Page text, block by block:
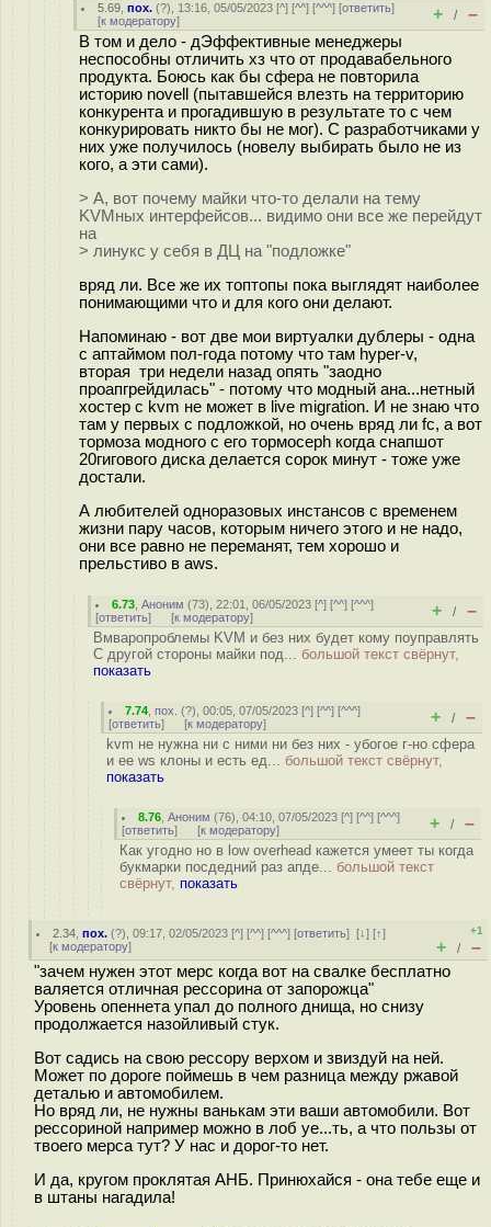
5.69 ,пох. (?), 13:16, 05/05/2023 [^] [^^] [^^^] [ответить]
[к модератору] + / –
В том и дело - дЭффективные менеджеры
неспособны отличить хз что от продавабельного
продукта. Боюсь как бы сфера не повторила
историю novell (пытавшейся влезть на территорию
конкурента и прогадившую в результате то с чем
конкурировать никто бы не мог). С разработчиками у
них уже получилось (новелу выбирать было не из
кого, а эти сами).
> А, вот почему майки что-то делали на тему
KVMных интерфейсов... видимо они все же перейдут
на
> линукс у себя в ДЦ на "подложке"
вряд ли. Все же их топтопы пока выглядят наиболее
понимающими что и для кого они делают.
Напоминаю - вот две мои виртуалки дублеры - одна
с аптаймом пол-года потому что там hyper-v,
вторая три недели назад опять "заодно
проапгрейдилась" - потому что модный ана...нетный
хостер с kvm не может в live migration. И не знаю что
там у первых с подложкой, но очень вряд ли fc, а вот
тормоза модного с его тормоceph когда снапшот
20гигового диска делается сорок минут - тоже уже
достали.
А любителей одноразовых инстансов с временем
жизни пару часов, которым ничего этого и не надо,
они все равно не переманят, тем хорошо и
прельстиво в aws.
6.73 ,Аноним (73), 22:01, 06/05/2023 [^] [^^] [^^^]
[ответить] [к модератору] + / –
Вмваропроблемы KVM и без них будет кому поуправлять
С другой стороны майки под... большой текст свёрнут,
показать
7.74 ,пох. (?), 00:05, 07/05/2023 [^] [^^] [^^^]
[ответить] [к модератору] + / –
kvm не нужна ни с ними ни без них - убогое г-но сфера
и ее ws клоны и есть ед... большой текст свёрнут,
показать
8.76 ,Аноним (76), 04:10, 07/05/2023 [^] [^^] [^^^]
[ответить] [к модератору] + / –
Как угодно но в low overhead кажется умеет ты когда
букмарки посдедний раз апде... большой текст
свёрнут, показать
2.34 ,пох. (?), 09:17, 02/05/2023 [^] [^^] [^^^] [ответить][↓] [↑]
[к модератору]
+1
+ / –
"зачем нужен этот мерс когда вот на свалке бесплатно
валяется отличная рессорина от запорожца"
Уровень опеннета упал до полного днища, но снизу
продолжается назойливый стук.
Вот садись на свою рессору верхом и звиздуй на ней.
Может по дороге поймешь в чем разница между ржавой
деталью и автомобилем.
Но вряд ли, не нужны ванькам эти ваши автомобили. Вот
рессориной например можно в лоб уе...ть, а что пользы от
твоего мерса тут? У нас и дорог-то нет.
И да, кругом проклятая АНБ. Принюхайся - она тебе еще и
в штаны нагадила!